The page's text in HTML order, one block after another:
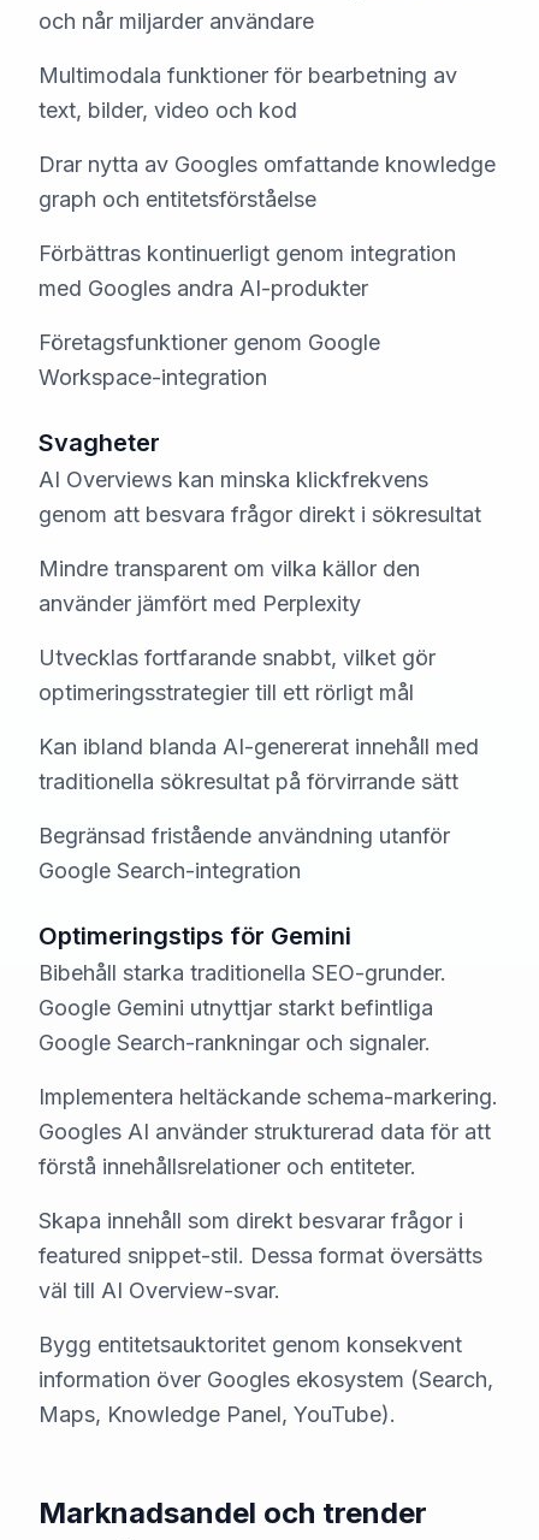
och når miljarder användare
Multimodala funktioner för bearbetning av
text, bilder, video och kod
Drar nytta av Googles omfattande knowledge
graph och entitetsförståelse
Förbättras kontinuerligt genom integration
med Googles andra AI-produkter
Företagsfunktioner genom Google
Workspace-integration
Svagheter
AI Overviews kan minska klickfrekvens
genom att besvara frågor direkt i sökresultat
Mindre transparent om vilka källor den
använder jämfört med Perplexity
Utvecklas fortfarande snabbt, vilket gör
optimeringsstrategier till ett rörligt mål
Kan ibland blanda AI-genererat innehåll med
traditionella sökresultat på förvirrande sätt
Begränsad fristående användning utanför
Google Search-integration
Optimeringstips för Gemini
Bibehåll starka traditionella SEO-grunder.
Google Gemini utnyttjar starkt befintliga
Google Search-rankningar och signaler.
Implementera heltäckande schema-markering.
Googles AI använder strukturerad data för att
förstå innehållsrelationer och entiteter.
Skapa innehåll som direkt besvarar frågor i
featured snippet-stil. Dessa format översätts
väl till AI Overview-svar.
Bygg entitetsauktoritet genom konsekvent
information över Googles ekosystem (Search,
Maps, Knowledge Panel, YouTube).
Marknadsandel och trender